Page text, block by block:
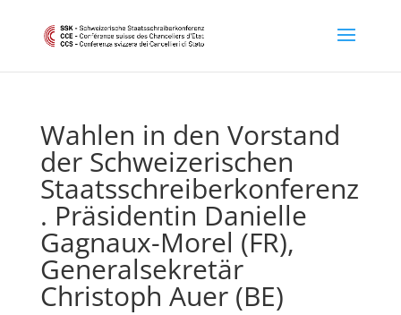
Wahlen in den Vorstand
der Schweizerischen
Staatsschreiberkonferenz
. Präsidentin Danielle
Gagnaux-Morel (FR),
Generalsekretär
Christoph Auer (BE)